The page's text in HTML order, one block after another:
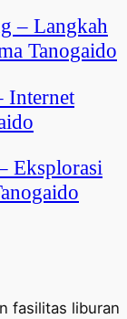
– Langkah
Tanogaido
Internet
Eksplorasi
fasilitas liburan